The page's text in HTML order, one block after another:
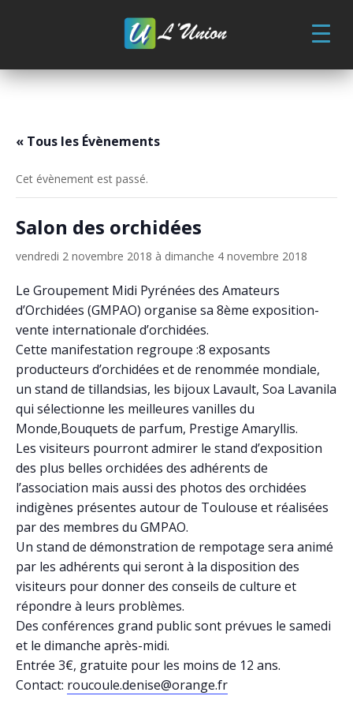
« Tous les Évènements
Cet évènement est passé.
Salon des orchidées
vendredi 2 novembre 2018 à dimanche 4 novembre 2018
Le Groupement Midi Pyrénées des Amateurs
d’Orchidées (GMPAO) organise sa 8ème exposition-
vente internationale d’orchidées.
Cette manifestation regroupe :8 exposants
producteurs d’orchidées et de renommée mondiale,
un stand de tillandsias, les bijoux Lavault, Soa Lavanila
qui sélectionne les meilleures vanilles du
Monde,Bouquets de parfum, Prestige Amaryllis.
Les visiteurs pourront admirer le stand d’exposition
des plus belles orchidées des adhérents de
l’association mais aussi des photos des orchidées
indigènes présentes autour de Toulouse et réalisées
par des membres du GMPAO.
Un stand de démonstration de rempotage sera animé
par les adhérents qui seront à la disposition des
visiteurs pour donner des conseils de culture et
répondre à leurs problèmes.
Des conférences grand public sont prévues le samedi
et le dimanche après-midi.
Entrée 3€, gratuite pour les moins de 12 ans.
Contact: roucoule.denise@orange.fr